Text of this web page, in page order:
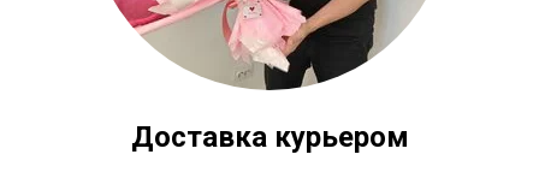
Доставка курьером